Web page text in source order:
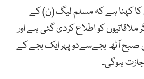
کا کہنا ہے کہ مسلم لیگ (ن) کے
ملاقاتیوں کو اطلاع کردی گئی ہے اور
صبح آٹھ بجےسےدوپہر ایک بجے کے
ہوگی۔